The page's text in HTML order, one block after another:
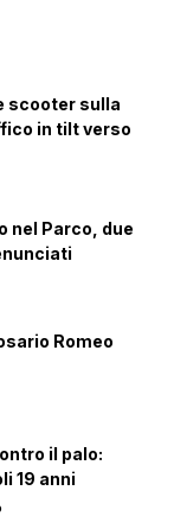
scooter sulla
in tilt verso
nel Parco, due
Romeo
il palo:
19 anni